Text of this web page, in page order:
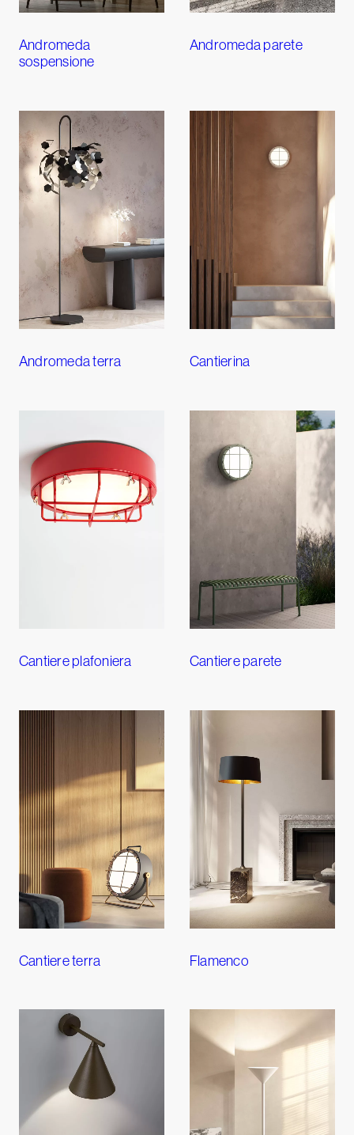
Andromeda
sospensione
Andromeda parete
Andromeda terra Cantierina
Cantiere plafoniera Cantiere parete
Cantiere terra Flamenco